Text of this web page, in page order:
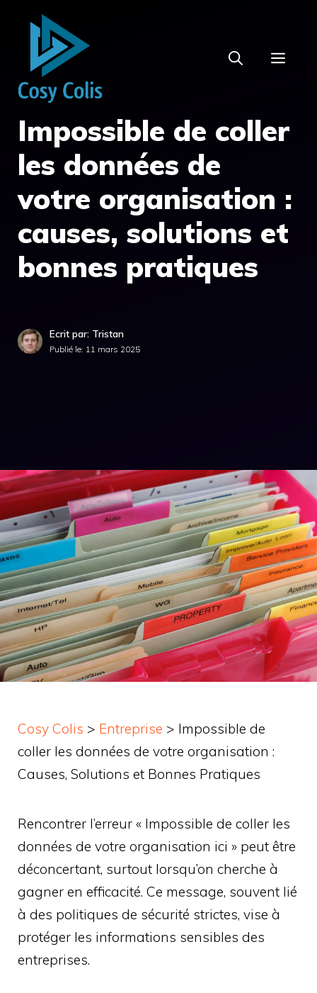
contenu
Impossible de coller
les données de
votre organisation :
causes, solutions et
bonnes pratiques
Ecrit par: Tristan
Publié le: 11 mars 2025
Cosy Colis > Entreprise > Impossible de
coller les données de votre organisation :
Causes, Solutions et Bonnes Pratiques
Rencontrer l’erreur « Impossible de coller les
données de votre organisation ici » peut être
déconcertant, surtout lorsqu’on cherche à
gagner en efficacité. Ce message, souvent lié
à des politiques de sécurité strictes, vise à
protéger les informations sensibles des
entreprises.